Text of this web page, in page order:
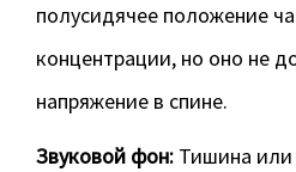
полусидячее положение
концентрации, но оно не
напряжение в спине.
Звуковой фон: Тишина